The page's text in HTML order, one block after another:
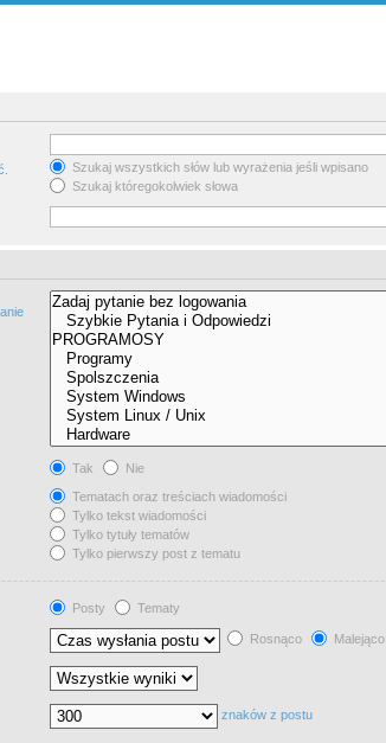
Szukaj wszystkich słów lub wyrażenia jeśli wpisano
Szukaj któregokolwiek słowa
Tak
Nie
Tematach oraz treściach wiadomości
Tylko tekst wiadomości
Tylko tytuły tematów
Tylko pierwszy post z tematu
Posty
Tematy
Rosnąco Malejąco
znaków z postu